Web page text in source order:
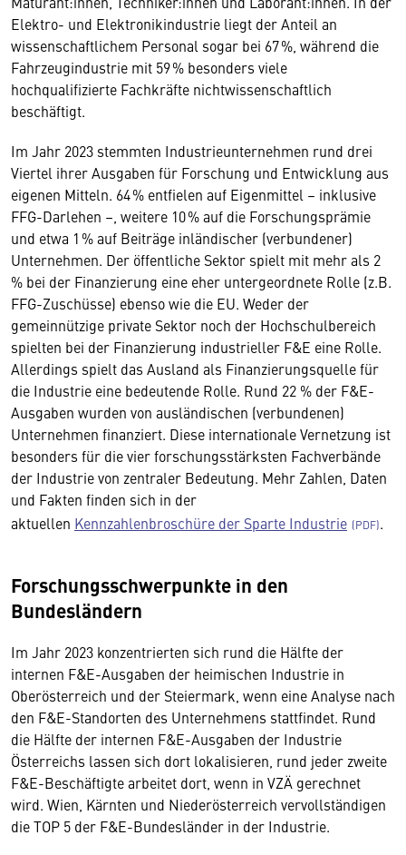
Elektro- und Elektronikindustrie liegt der Anteil an
wissenschaftlichem Personal sogar bei 67 %, während die
Fahrzeugindustrie mit 59 % besonders viele
hochqualifizierte Fachkräfte nichtwissenschaftlich
beschäftigt.
Im Jahr 2023 stemmten Industrieunternehmen rund drei
Viertel ihrer Ausgaben für Forschung und Entwicklung aus
eigenen Mitteln. 64 % entfielen auf Eigenmittel – inklusive
FFG-Darlehen –, weitere 10 % auf die Forschungsprämie
und etwa 1 % auf Beiträge inländischer (verbundener)
Unternehmen. Der öffentliche Sektor spielt mit mehr als 2
% bei der Finanzierung eine eher untergeordnete Rolle (z.B.
FFG-Zuschüsse) ebenso wie die EU. Weder der
gemeinnützige private Sektor noch der Hochschulbereich
spielten bei der Finanzierung industrieller F&E eine Rolle.
Allerdings spielt das Ausland als Finanzierungsquelle für
die Industrie eine bedeutende Rolle. Rund 22 % der F&E-
Ausgaben wurden von ausländischen (verbundenen)
Unternehmen finanziert. Diese internationale Vernetzung ist
besonders für die vier forschungsstärksten Fachverbände
der Industrie von zentraler Bedeutung. Mehr Zahlen, Daten
und Fakten finden sich in der
aktuellen Kennzahlenbroschüre der Sparte Industrie .
Forschungsschwerpunkte in den
Bundesländern
Im Jahr 2023 konzentrierten sich rund die Hälfte der
internen F&E-Ausgaben der heimischen Industrie in
Oberösterreich und der Steiermark, wenn eine Analyse nach
den F&E-Standorten des Unternehmens stattfindet. Rund
die Hälfte der internen F&E-Ausgaben der Industrie
Österreichs lassen sich dort lokalisieren, rund jeder zweite
F&E-Beschäftigte arbeitet dort, wenn in VZÄ gerechnet
wird. Wien, Kärnten und Niederösterreich vervollständigen
die TOP 5 der F&E-Bundesländer in der Industrie.